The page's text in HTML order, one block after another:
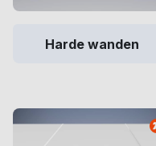
Harde wanden